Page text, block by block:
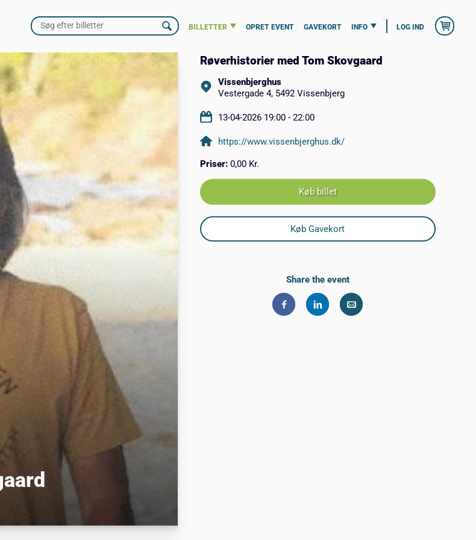
BILLETTER OPRET EVENT GAVEKORT INFO LOG IND
Røverhistorier med Tom Skovgaard
Vissenbjerghus
Vestergade 4, 5492 Vissenbjerg
13-04-2026 19:00 - 22:00
https://www.vissenbjerghus.dk/
Priser: 0,00 Kr.
Køb billet
Køb Gavekort
Share the event